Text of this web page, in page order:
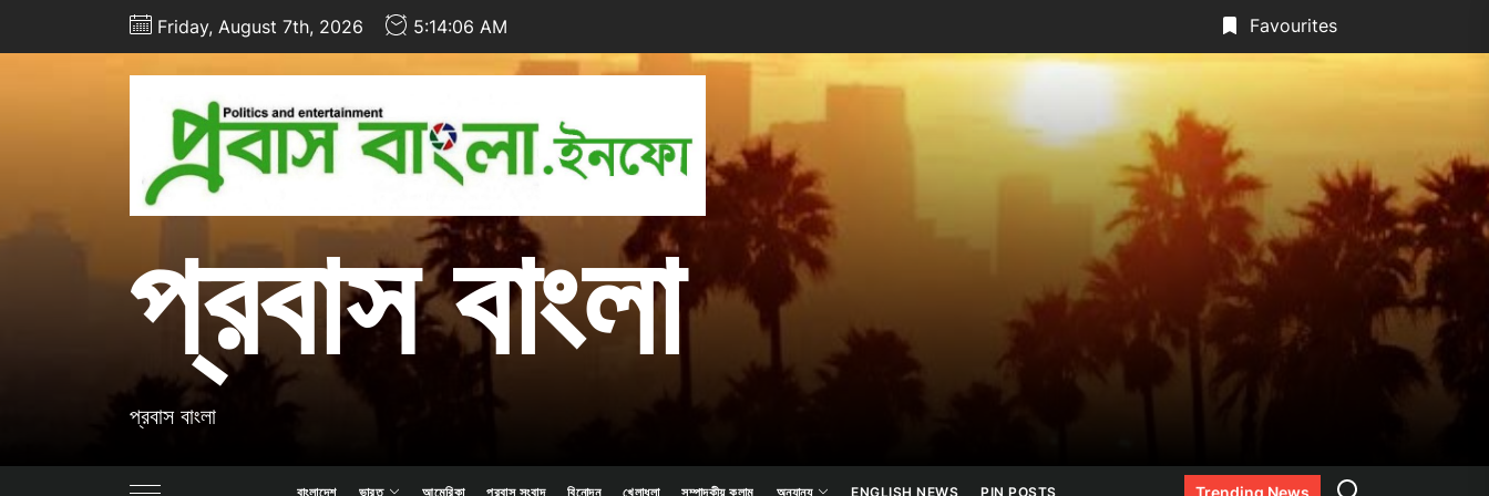
Friday, August 7th, 2026 5:14:07 AM Favourites
প্রবাস
বাংলা
প্রবাস বাংলা
প্রবাস বাংলা
বাংলাদেশ ভারত আমেরিকা প্রবাস সংবাদ বিনোদন খেলাধুলা সম্পাদকীয় কলাম অন্যান্য ENGLISH NEWS PIN POSTS Trending News Search